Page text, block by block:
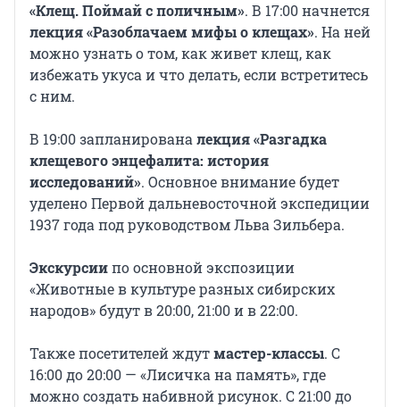
«Клещ. Поймай с поличным». В 17:00 начнется
лекция «Разоблачаем мифы о клещах». На ней
можно узнать о том, как живет клещ, как
избежать укуса и что делать, если встретитесь
с ним.
В 19:00 запланированалекция «Разгадка
клещевого энцефалита: история
исследований». Основное внимание будет
уделено Первой дальневосточной экспедиции
1937 года под руководством Льва Зильбера.
Экскурсиипо основной экспозиции
«Животные в культуре разных сибирских
народов» будут в 20:00, 21:00 и в 22:00.
Также посетителей ждутмастер-классы. С
16:00 до 20:00 — «Лисичка на память», где
можно создать набивной рисунок. С 21:00 до